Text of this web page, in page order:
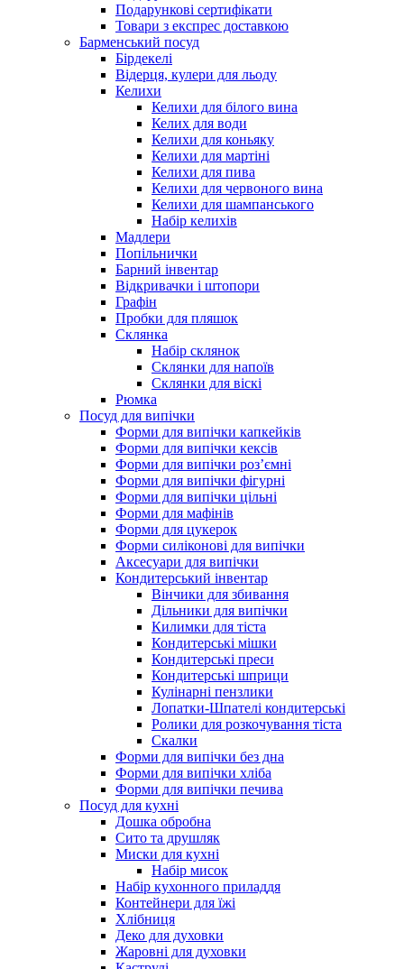
Подарункові сертифікати
Товари з експрес доставкою
Барменський посуд
Бірдекелі
Відерця, кулери для льоду
Келихи
Келихи для білого вина
Келих для води
Келихи для коньяку
Келихи для мартіні
Келихи для пива
Келихи для червоного вина
Келихи для шампанського
Набір келихів
Мадлери
Попільнички
Барний інвентар
Відкривачки і штопори
Графін
Пробки для пляшок
Склянка
Набір склянок
Склянки для напоїв
Склянки для віскі
Рюмка
Посуд для випічки
Форми для випічки капкейків
Форми для випічки кексів
Форми для випічки роз’ємні
Форми для випічки фігурні
Форми для випічки цільні
Форми для мафінів
Форми для цукерок
Форми силіконові для випічки
Аксесуари для випічки
Кондитерський інвентар
Вінчики для збивання
Дільники для випічки
Килимки для тіста
Кондитерські мішки
Кондитерські преси
Кондитерські шприци
Кулінарні пензлики
Лопатки-Шпателі кондитерські
Ролики для розкочування тіста
Скалки
Форми для випічки без дна
Форми для випічки хліба
Форми для випічки печива
Посуд для кухні
Дошка обробна
Сито та друшляк
Миски для кухні
Набір мисок
Набір кухонного приладдя
Контейнери для їжі
Хлібниця
Деко для духовки
Жаровні для духовки